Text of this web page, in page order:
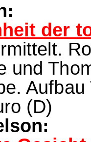
der
und
(D)